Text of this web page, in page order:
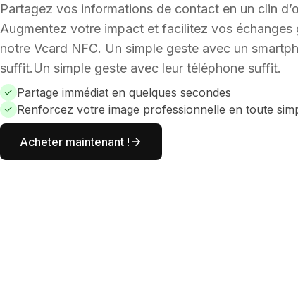
Partagez vos informations de contact en un clin
Augmentez votre impact et facilitez vos échanges
notre Vcard NFC. Un simple geste avec un
suffit.Un simple geste avec leur téléphone suffit.
Partage immédiat en quelques secondes
Renforcez votre image professionnelle en toute
Acheter maintenant !